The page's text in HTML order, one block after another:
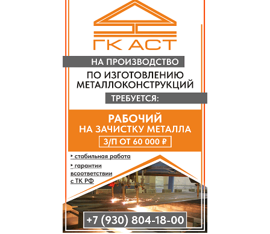
ГОЛОСОВАНИЯ
ПРЕДЛОЖИТЬ НОВОСТЬ